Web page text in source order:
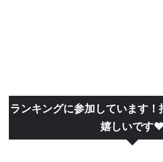
ランキングに参加しています！
嬉しいです❤